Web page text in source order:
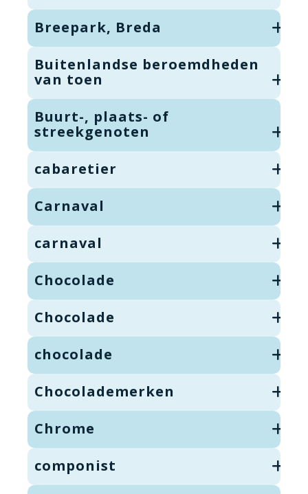
Breepark, Breda
Buitenlandse beroemdheden
van toen
Buurt-, plaats- of
streekgenoten
cabaretier
Carnaval
carnaval
Chocolade
Chocolade
chocolade
Chocolademerken
Chrome
componist